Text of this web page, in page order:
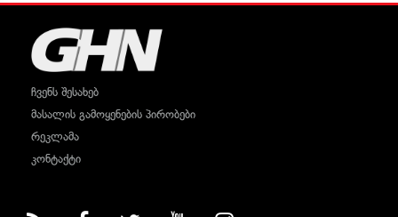
ჩვენს შესახებ
მასალის გამოყენების პირობები
რეკლამა
კონტაქტი